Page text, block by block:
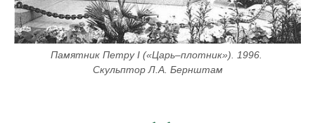
Памятник Петру I («Царь–плотник»). 1996.
Скульптор Л.А. Бернштам